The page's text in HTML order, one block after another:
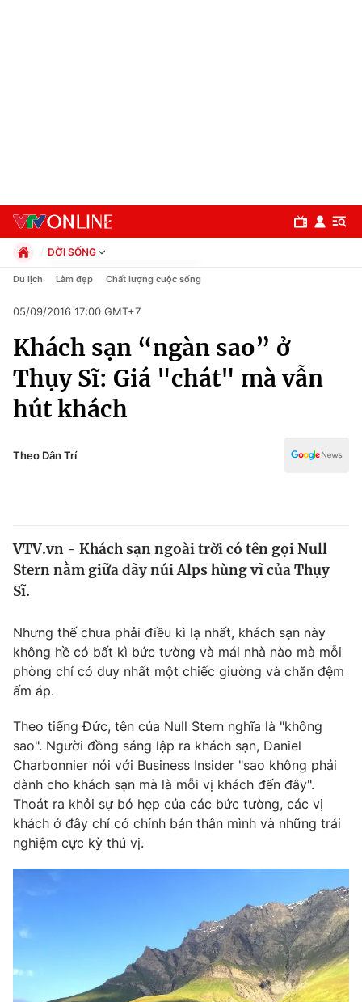
Chuyên mục
Chính trị
Xã hội
Pháp luật
Thế giới
Tin tức
Câu chuyện quốc tế
Kinh tế
Tài chính
Thị trường
Góc doanh nghiệp
Dữ liệu và đời sống
Truyền hình
Phim VTV
Hậu trường
Nhân vật
Khán giả
Giải trí
Điện ảnh
Âm nhạc
Sao
Đời sống
Du lịch
Làm đẹp
Giáo dục
Tuyển sinh
Thị trường
Giao lưu trực tuyến
Lịch phát sóng
ĐỜI SỐNG
Chính trị
Pháp luật
Kinh tế
Thể thao
Truyền hình
Văn hóa - Giải trí
Du lịch Làm đẹp Chất lượng cuộc sống
05/09/2016 17:00 GMT+7
Khách sạn “ngàn sao” ở
Thụy Sĩ: Giá "chát" mà vẫn
hút khách
Theo Dân Trí
VTV.vn - Khách sạn ngoài trời có tên gọi Null
Stern nằm giữa dãy núi Alps hùng vĩ của Thụy
Sĩ.
Nhưng thế chưa phải điều kì lạ nhất, khách sạn này
không hề có bất kì bức tường và mái nhà nào mà mỗi
phòng chỉ có duy nhất một chiếc giường và chăn đệm
ấm áp.
Theo tiếng Đức, tên của Null Stern nghĩa là "không
sao". Người đồng sáng lập ra khách sạn, Daniel
Charbonnier nói với Business Insider "sao không phải
dành cho khách sạn mà là mỗi vị khách đến đây".
Thoát ra khỏi sự bó hẹp của các bức tường, các vị
khách ở đây chỉ có chính bản thân mình và những trải
nghiệm cực kỳ thú vị.